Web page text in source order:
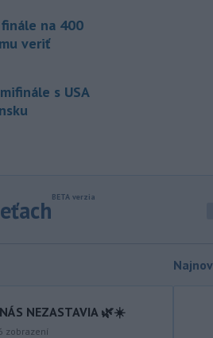
na 400
veriť
s USA
sankciách
NEZASTAVIA 🌿☀️
zobrazení